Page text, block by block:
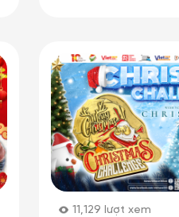
11,129 lượt xem